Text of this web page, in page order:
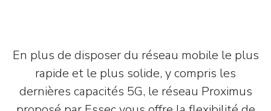
En plus de disposer du réseau mobile le plus
rapide et le plus solide, y compris les
dernières capacités 5G, le réseau Proximus